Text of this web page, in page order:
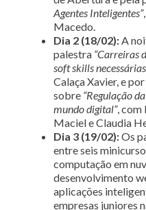
Agentes Inteligentes”
Macedo.
Dia 2 (18/02):A
palestra “Carreiras
soft skills
Calaça Xavier, e
sobre “Regulação
mundo digital”, com
Maciel e Claudia
Dia 3 (19/02):Os
entre seis
computação em
desenvolvimento
aplicações
empresas juniores